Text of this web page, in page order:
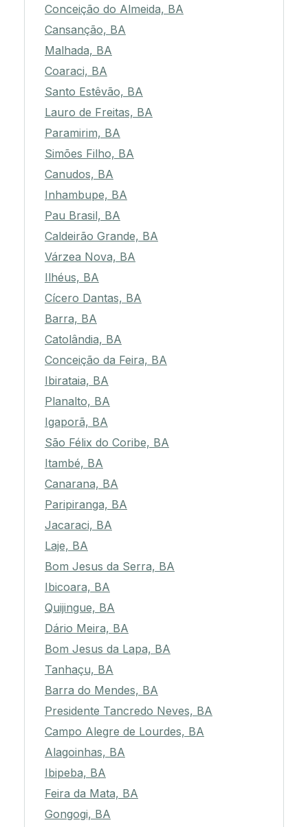
Conceição do Almeida, BA
Cansanção, BA
Malhada, BA
Coaraci, BA
Santo Estêvão, BA
Lauro de Freitas, BA
Paramirim, BA
Simões Filho, BA
Canudos, BA
Inhambupe, BA
Pau Brasil, BA
Caldeirão Grande, BA
Várzea Nova, BA
Ilhéus, BA
Cícero Dantas, BA
Barra, BA
Catolândia, BA
Conceição da Feira, BA
Ibirataia, BA
Planalto, BA
Igaporã, BA
São Félix do Coribe, BA
Itambé, BA
Canarana, BA
Paripiranga, BA
Jacaraci, BA
Laje, BA
Bom Jesus da Serra, BA
Ibicoara, BA
Quijingue, BA
Dário Meira, BA
Bom Jesus da Lapa, BA
Tanhaçu, BA
Barra do Mendes, BA
Presidente Tancredo Neves, BA
Campo Alegre de Lourdes, BA
Alagoinhas, BA
Ibipeba, BA
Feira da Mata, BA
Gongogi, BA